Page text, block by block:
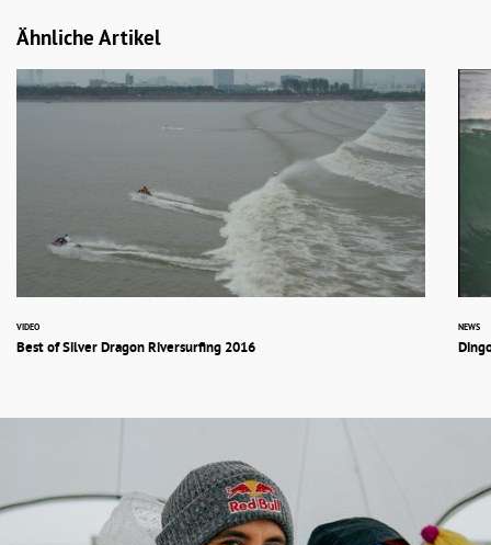
Ähnliche Artikel
VIDEO
Best of Silver Dragon Riversurfing 2016
NEWS